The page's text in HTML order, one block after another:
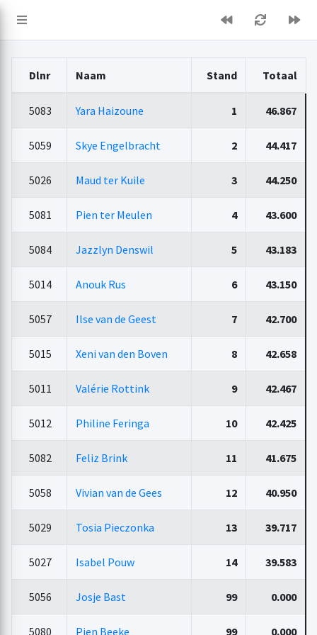
Dlnr Naam Stand Totaal
5083 Yara Haizoune 1 46.867
5059 Skye Engelbracht 2 44.417
5026 Maud ter Kuile 3 44.250
5081 Pien ter Meulen 4 43.600
5084 Jazzlyn Denswil 5 43.183
5014 Anouk Rus 6 43.150
5057 Ilse van de Geest 7 42.700
5015 Xeni van den Boven 8 42.658
5011 Valérie Rottink 9 42.467
5012 Philine Feringa 10 42.425
5082 Feliz Brink 11 41.675
5058 Vivian van de Gees 12 40.950
5029 Tosia Pieczonka 13 39.717
5027 Isabel Pouw 14 39.583
5056 Josje Bast 99 0.000
5080 Pien Beeke 99 0.000